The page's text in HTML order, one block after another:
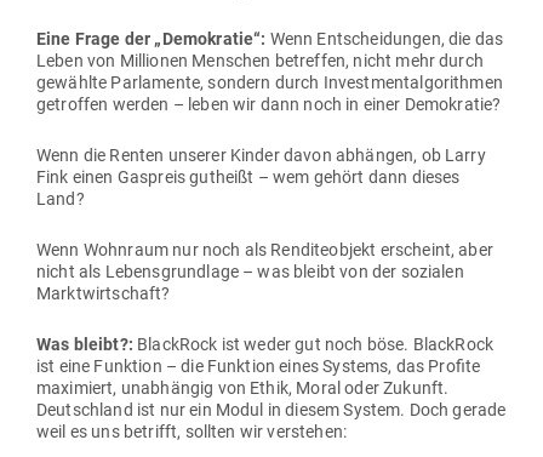
Eine Frage der „Demo­kratie“: Wenn Ent­schei­dungen, die das
Leben von Mil­lionen Men­schen betreffen, nicht mehr durch
gewählte Par­la­mente, sondern durch Invest­ment­al­go­rithmen
getroffen werden – leben wir dann noch in einer Demokratie?
Wenn die Renten unserer Kinder davon abhängen, ob Larry
Fink einen Gas­preis gut­heißt – wem gehört dann dieses
Land?
Wenn Wohnraum nur noch als Ren­di­te­objekt erscheint, aber
nicht als Lebens­grundlage – was bleibt von der sozialen
Marktwirtschaft?
Was bleibt?: BlackRock ist weder gut noch böse. BlackRock
ist eine Funktion – die Funktion eines Systems, das Profite
maxi­miert, unab­hängig von Ethik, Moral oder Zukunft.
Deutschland ist nur ein Modul in diesem System. Doch gerade
weil es uns betrifft, sollten wir verstehen: